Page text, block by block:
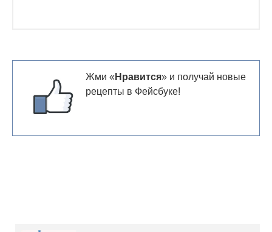
Жми « Нравится» и получай новые
рецепты в Фейсбуке!